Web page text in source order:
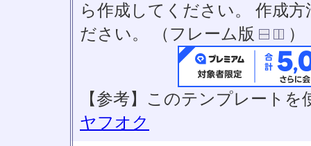
ら作成してください。 作成
ださい。 （フレーム版
）
【参考】このテンプレート
ヤフオク